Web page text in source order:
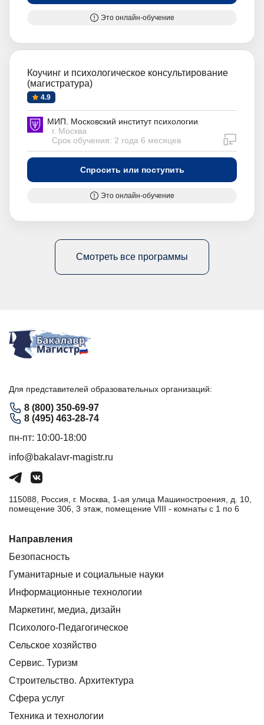
Это онлайн-обучение
Коучинг и психологическое консультирование
(магистратура)
4.9
МИП. Московский институт психологии
г. Москва
Срок обучения: 2 года 6 месяцев
Спросить или поступить
Это онлайн-обучение
Смотреть все программы
Для представителей образовательных организаций:
8 (800) 350-69-97
8 (495) 463-28-74
пн-пт: 10:00-18:00
info@bakalavr-magistr.ru
115088, Россия, г. Москва, 1-ая улица Машиностроения, д. 10,
помещение 306, 3 этаж, помещение VIII - комнаты с 1 по 6
Направления
Безопасность
Гуманитарные и социальные науки
Информационные технологии
Маркетинг, медиа, дизайн
Психолого-Педагогическое
Сельское хозяйство
Сервис. Туризм
Строительство. Архитектура
Сфера услуг
Техника и технологии